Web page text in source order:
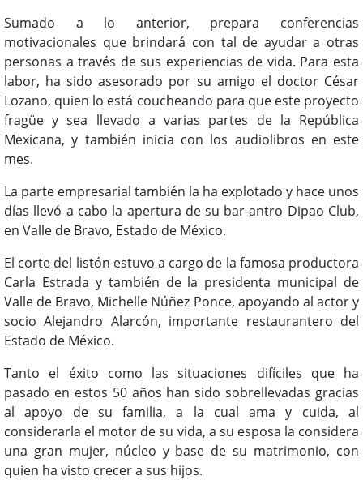
Sumado a lo anterior, prepara conferencias
motivacionales que brindará con tal de ayudar a otras
personas a través de sus experiencias de vida. Para esta
labor, ha sido asesorado por su amigo el doctor César
Lozano, quien lo está coucheando para que este proyecto
fragüe y sea llevado a varias partes de la República
Mexicana, y también inicia con los audiolibros en este
mes.
La parte empresarial también la ha explotado y hace unos
días llevó a cabo la apertura de su bar-antro Dipao Club,
en Valle de Bravo, Estado de México.
El corte del listón estuvo a cargo de la famosa productora
Carla Estrada y también de la presidenta municipal de
Valle de Bravo, Michelle Núñez Ponce, apoyando al actor y
socio Alejandro Alarcón, importante restaurantero del
Estado de México.
Tanto el éxito como las situaciones difíciles que ha
pasado en estos 50 años han sido sobrellevadas gracias
al apoyo de su familia, a la cual ama y cuida, al
considerarla el motor de su vida, a su esposa la considera
una gran mujer, núcleo y base de su matrimonio, con
quien ha visto crecer a sus hijos.